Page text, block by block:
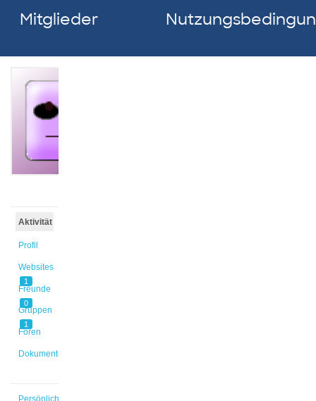
Mitglieder
Aktivität
Profil
Websites
1
Freunde
0
Gruppen
1
Foren
Dokumente
Persönlich